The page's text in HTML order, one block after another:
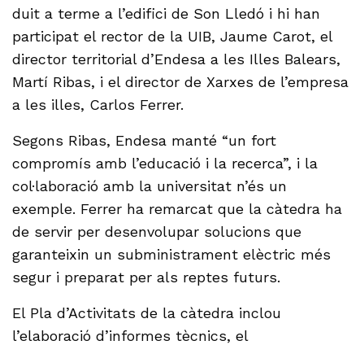
duit a terme a l’edifici de Son Lledó i hi han
participat el rector de la UIB, Jaume Carot, el
director territorial d’Endesa a les Illes Balears,
Martí Ribas, i el director de Xarxes de l’empresa
a les illes, Carlos Ferrer.
Segons Ribas, Endesa manté “un fort
compromís amb l’educació i la recerca”, i la
col·laboració amb la universitat n’és un
exemple. Ferrer ha remarcat que la càtedra ha
de servir per desenvolupar solucions que
garanteixin un subministrament elèctric més
segur i preparat per als reptes futurs.
El Pla d’Activitats de la càtedra inclou
l’elaboració d’informes tècnics, el